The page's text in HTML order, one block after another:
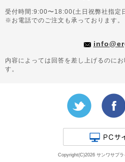
受付時間:9:00〜18:00(土日祝弊社指定
※お電話でのご注文も承っております。
内容によっては回答を差し上げるのに
す。
Copyright(C)2026 サンワサプ